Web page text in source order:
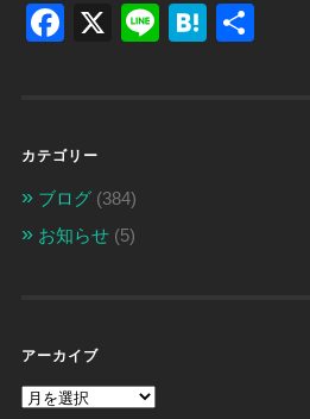
Facebook
X LineHatena
カテゴリー
ブログ(384)
お知らせ(5)
アーカイブ
ア
ー